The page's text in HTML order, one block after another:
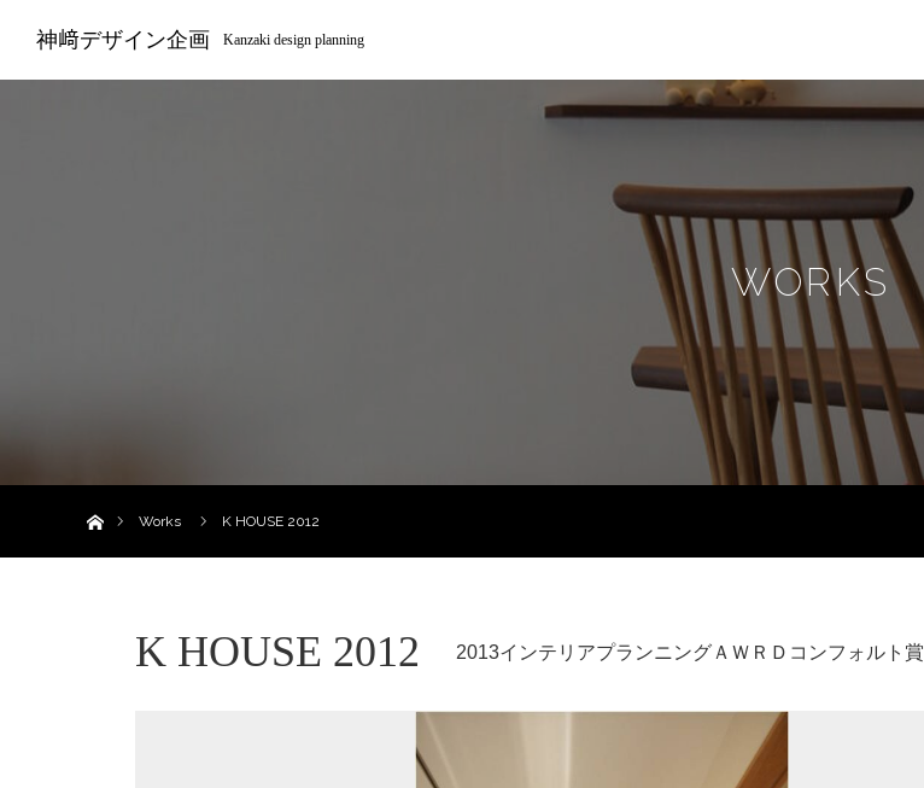
神﨑デザイン企画 Kanzaki design planning
WORKS
Works
K HOUSE 2012
K HOUSE 2012 2013インテリアプランニングＡＷＲＤコンフォルト賞